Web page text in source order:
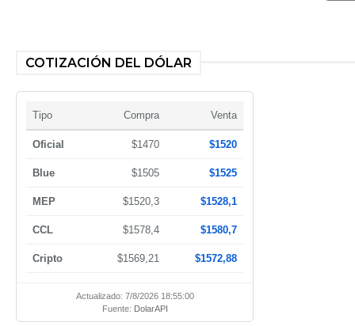
COTIZACIÓN DEL DÓLAR
Tipo Compra Venta
Oficial $1470 $1520
Blue $1505 $1525
MEP $1520,3 $1528,1
CCL $1578,4 $1580,7
Cripto $1569,21 $1572,88
Actualizado: 7/8/2026 18:55:00
Fuente: DolarAPI